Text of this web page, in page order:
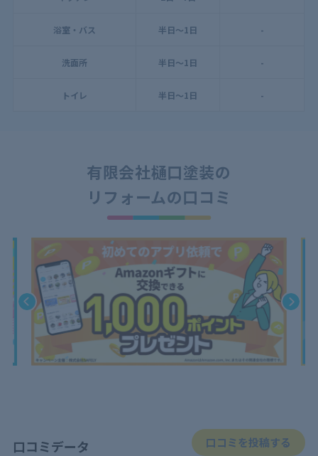
浴室・バス 半日～1日 -
洗面所 半日～1日 -
トイレ 半日～1日 -
有限会社樋口塗装の
リフォームの口コミ
口コミデータ 口コミを投稿する